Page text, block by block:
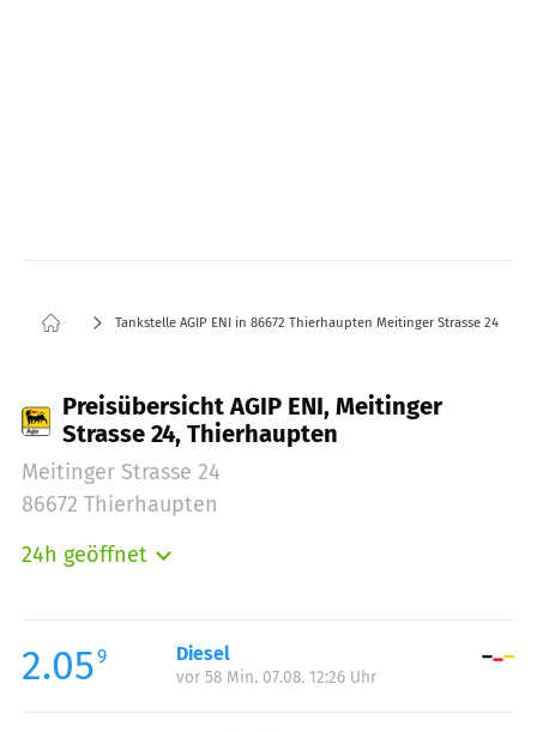
Tankstelle AGIP ENI in 86672 Thierhaupten Meitinger Strasse 24
Preisübersicht AGIP ENI, Meitinger
Strasse 24, Thierhaupten
Meitinger Strasse 24
86672 Thierhaupten
24h geöffnet
Mittwoch:
00:00-24:00
Donnerstag:
2.059 Diesel
vor 58 Min. 07.08. 12:26 Uhr